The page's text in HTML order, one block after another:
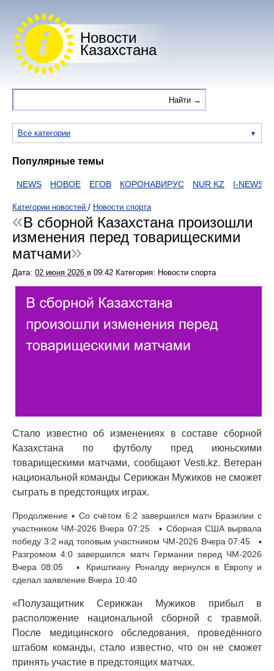
Новости
Казахстана
Все категории
Популярные темы
NEWS НОВОЕ ЕГОВ КОРОНАВИРУС NUR KZ I-NEWS KZ
Категории новостей / Новости спорта
В сборной Казахстана произошли
изменения перед товарищескими
матчами
Дата: 02 июня 2026 в 09:42 Категория: Новости спорта
Стало известно об изменениях в составе сборной
Казахстана по футболу пред июньскими
товарищескими матчами, сообщают Vesti.kz. Ветеран
национальной команды Серикжан Мужиков не сможет
сыграть в предстоящих играх.
Продолжение ▪ Со счётом 6:2 завершился матч Бразилии с
участником ЧМ-2026 Вчера 07:25 ▪ Сборная США вырвала
победу 3:2 над топовым участником ЧМ-2026 Вчера 07:45 ▪
Разгромом 4:0 завершился матч Германии перед ЧМ-2026
Вчера 08:05 ▪ Криштиану Роналду вернулся в Европу и
сделал заявление Вчера 10:40
«Полузащитник Серикжан Мужиков прибыл в
расположение национальной сборной с травмой.
После медицинского обследования, проведённого
штабом команды, стало известно, что он не сможет
принять участие в предстоящих матчах.